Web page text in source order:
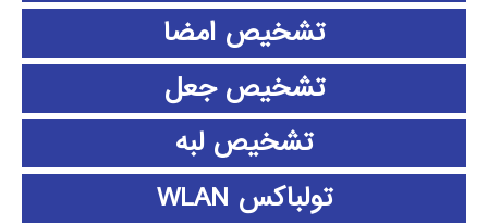
تشخیص امضا
تشخیص جعل
تشخیص لبه
تولباکس WLAN